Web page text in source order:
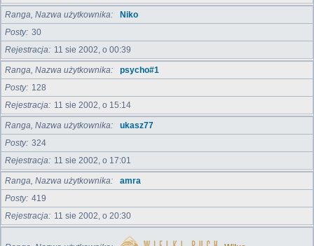
Ranga, Nazwa użytkownika
Niko
Posty 30
Rejestracja
11 sie 2002, o 00:39
Ranga, Nazwa użytkownika
psycho#1
Posty
128
Rejestracja
11 sie 2002, o 15:14
Ranga, Nazwa użytkownika
ukasz77
Posty 324
Rejestracja
11 sie 2002, o 17:01
Ranga, Nazwa użytkownika
amra
Posty 419
Rejestracja
11 sie 2002, o 20:30